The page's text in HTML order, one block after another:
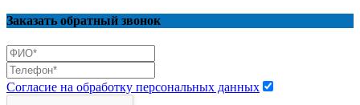
Заказать обратный звонок
Согласие на обработку персональных данных